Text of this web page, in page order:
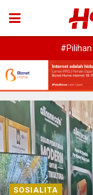
#Pilihan
SOSIALITA